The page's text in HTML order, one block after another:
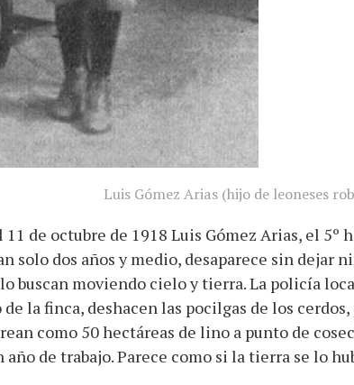
Luis Gómez Arias (hijo de leoneses
11 de octubre de 1918 Luis Gómez Arias, el
solo dos años y medio, desaparece sin dejar
buscan moviendo cielo y tierra. La policía
la finca, deshacen las pocilgas de los
como 50 hectáreas de lino a punto de
año de trabajo. Parece como si la tierra se lo